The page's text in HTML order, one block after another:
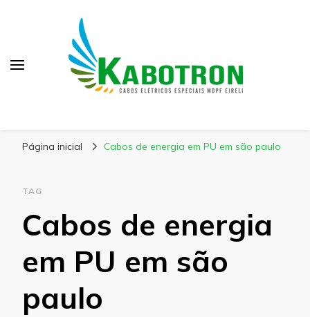
Página inicial Cabos de energia em PU em são paulo
TAG
Cabos de energia
em PU em são
paulo